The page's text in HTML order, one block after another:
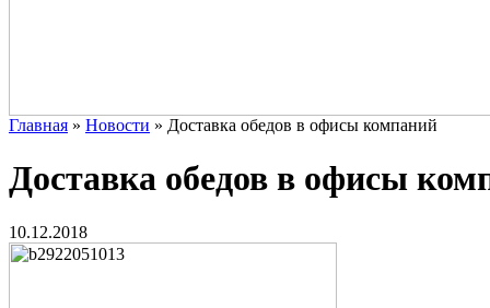
Главная » Новости » Доставка обедов в офисы компаний
Доставка обедов в офисы
10.12.2018